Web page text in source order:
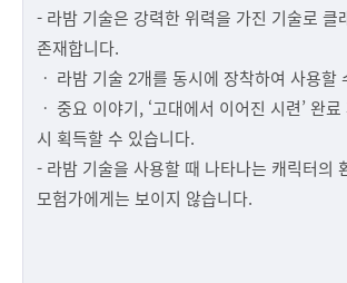
- 라밤 기술은 강력한 위력을 가진 기술로 클
존재합니다.
ㆍ 라밤 기술 2개를 동시에 장착하여 사용할
ㆍ 중요 이야기, ‘고대에서 이어진 시련’ 완
시 획득할 수 있습니다.
- 라밤 기술을 사용할 때 나타나는 캐릭터의
모험가에게는 보이지 않습니다.